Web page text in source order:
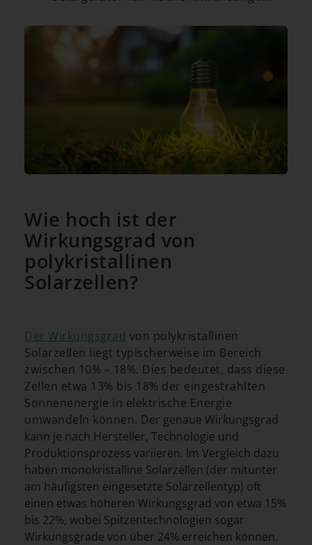
Wie hoch ist der
Wirkungsgrad von
polykristallinen
Solarzellen?
Der Wirkungsgrad von polykristallinen
Solarzellen liegt typischerweise im Bereich
zwischen 10% – 18%. Dies bedeutet, dass diese
Zellen etwa 13% bis 18% der eingestrahlten
Sonnenenergie in elektrische Energie
umwandeln können. Der genaue Wirkungsgrad
kann je nach Hersteller, Technologie und
Produktionsprozess variieren. Im Vergleich dazu
haben monokristalline Solarzellen (der mitunter
am häufigsten eingesetzte Solarzellentyp) oft
einen etwas höheren Wirkungsgrad von etwa 15%
bis 22%, wobei Spitzentechnologien sogar
Wirkungsgrade von über 24% erreichen können.